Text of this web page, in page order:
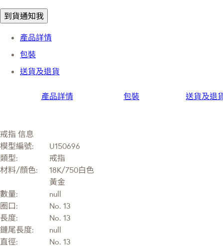
到貨通知我
產品詳情
包裝
送貨及退貨
產品詳情 包裝 送貨及退
戒指 信息
模型編號:
U150696
類型:
戒指
材料/顔色:
18K/750白色
黃金
數量:
null
圈口:
No. 13
長度:
No. 13
鏈尾長度:
null
直徑:
No. 13